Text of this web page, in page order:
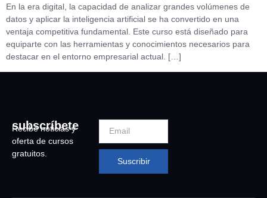
En la era digital, la capacidad de analizar grandes volúmenes de
datos y aplicar la inteligencia artificial se ha convertido en una
ventaja competitiva fundamental. Este curso está diseñado para
equiparte con las herramientas y conocimientos necesarios para
destacar en el entorno empresarial actual. […]
subscríbete
Recibe noticias y
oferta de cursos
gratuitos.
Suscribir